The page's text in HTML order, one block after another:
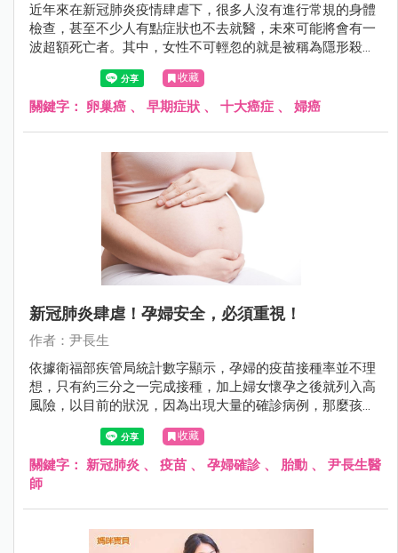
近年來在新冠肺炎疫情肆虐下，很多人沒有進行常規的身體
檢查，甚至不少人有點症狀也不去就醫，未來可能將會有一
波超額死亡者。其中，女性不可輕忽的就是被稱為隱形殺手
的「卵巢癌」，其致死率與死亡人數都是婦科癌症的首位。
因此尹長生醫師提醒若符合早期症狀且存在1個月以上，要
盡快就醫詳細檢查。
收藏
關鍵字： 卵巢癌 、 早期症狀 、 十大癌症 、 婦癌
新冠肺炎肆虐！孕婦安全，必須重視！
作者：尹長生
依據衛福部疾管局統計數字顯示，孕婦的疫苗接種率並不理
想，只有約三分之一完成接種，加上婦女懷孕之後就列入高
風險，以目前的狀況，因為出現大量的確診病例，那麼孩
童、中老年的高危者、懷孕母親等..就醫能量將被壓縮。
收藏
關鍵字： 新冠肺炎 、 疫苗 、 孕婦確診 、 胎動 、 尹長生醫
師